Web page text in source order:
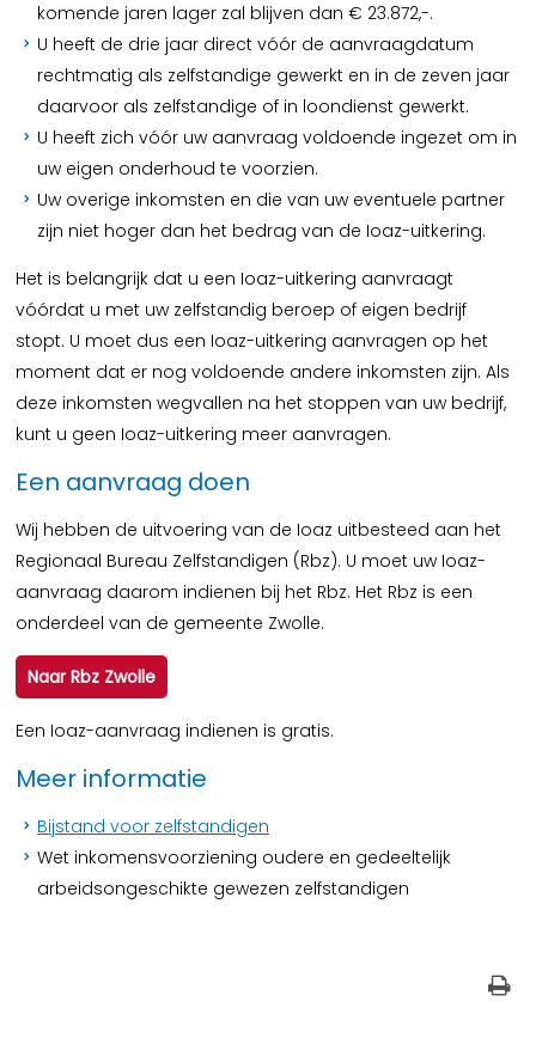
komende jaren lager zal blijven dan € 23.872,-.
U heeft de drie jaar direct vóór de aanvraagdatum
rechtmatig als zelfstandige gewerkt en in de zeven jaar
daarvoor als zelfstandige of in loondienst gewerkt.
U heeft zich vóór uw aanvraag voldoende ingezet om in
uw eigen onderhoud te voorzien.
Uw overige inkomsten en die van uw eventuele partner
zijn niet hoger dan het bedrag van de Ioaz-uitkering.
Het is belangrijk dat u een Ioaz-uitkering aanvraagt
vóórdat u met uw zelfstandig beroep of eigen bedrijf
stopt. U moet dus een Ioaz-uitkering aanvragen op het
moment dat er nog voldoende andere inkomsten zijn. Als
deze inkomsten wegvallen na het stoppen van uw bedrijf,
kunt u geen Ioaz-uitkering meer aanvragen.
Een aanvraag doen
Wij hebben de uitvoering van de Ioaz uitbesteed aan het
Regionaal Bureau Zelfstandigen (Rbz). U moet uw Ioaz-
aanvraag daarom indienen bij het Rbz. Het Rbz is een
onderdeel van de gemeente Zwolle.
Naar Rbz Zwolle
Een Ioaz-aanvraag indienen is gratis.
Meer informatie
Bijstand voor zelfstandigen
Wet inkomensvoorziening oudere en gedeeltelijk
arbeidsongeschikte gewezen zelfstandigen